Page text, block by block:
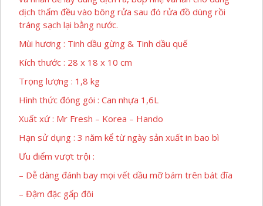
dịch thấm đều vào bông rửa sau đó rửa đồ dùng rồi
tráng sạch lại bằng nước.
Mùi hương : Tinh dầu gừng & Tinh dầu quế
Kích thước : 28 x 18 x 10 cm
Trọng lượng : 1,8 kg
Hình thức đóng gói : Can nhựa 1,6L
Xuất xứ : Mr Fresh – Korea – Hando
Hạn sử dụng : 3 năm kể từ ngày sản xuất in bao bì
Ưu điểm vượt trội :
– Dễ dàng đánh bay mọi vết dầu mỡ bám trên bát đĩa
– Đậm đặc gấp đôi